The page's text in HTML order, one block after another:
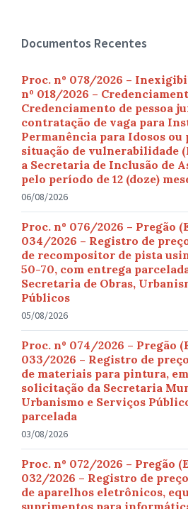
Documentos Recentes
Proc. nº 078/2026 –
nº 018/2026 –
Credenciamento de pessoa
contratação de vaga para
Permanência para Idosos ou
situação de vulnerabilidade
a Secretaria de Inclusão de
pelo período de 12 (doze)
06/08/2026
Proc. nº 076/2026 – Pregão
034/2026 – Registro de
de recompositor de pista
50-70, com entrega
Secretaria de Obras,
Públicos
05/08/2026
Proc. nº 074/2026 – Pregão
033/2026 – Registro de
de materiais para pintura,
solicitação da Secretaria
Urbanismo e Serviços
parcelada
03/08/2026
Proc. nº 072/2026 – Pregão
032/2026 – Registro de
de aparelhos eletrônicos,